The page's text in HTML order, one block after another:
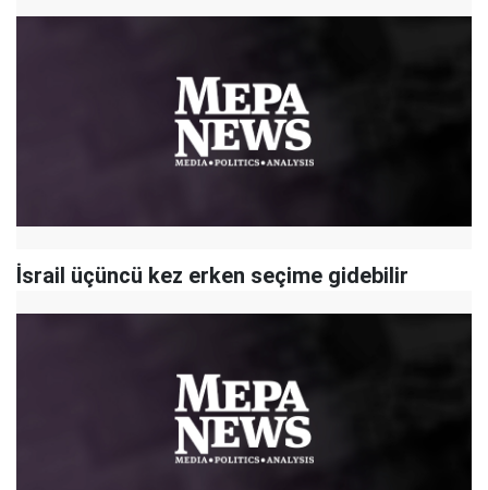
İsrail üçüncü kez erken seçime gidebilir